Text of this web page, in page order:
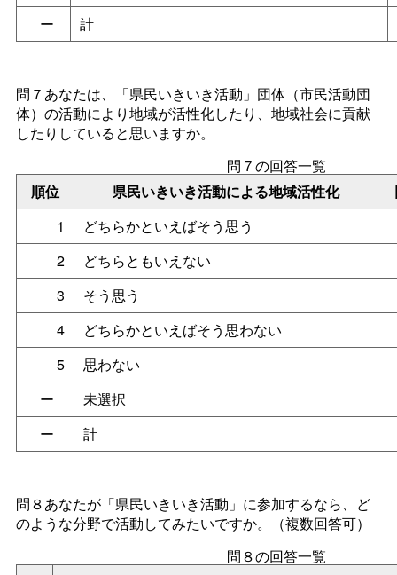
ー 計
問７あなたは、「県民いきいき活動」団体（市民活動団
体）の活動により地域が活性化したり、地域社会に貢献
したりしていると思いますか。
問７の回答一覧
順位
県民いきいき活動による地域活性化
1
どちらかといえばそう思う
2
どちらともいえない
3
そう思う
4
どちらかといえばそう思わない
5
思わない
ー
未選択
ー
計
問８あなたが「県民いきいき活動」に参加するなら、ど
のような分野で活動してみたいですか。（複数回答可）
問８の回答一覧